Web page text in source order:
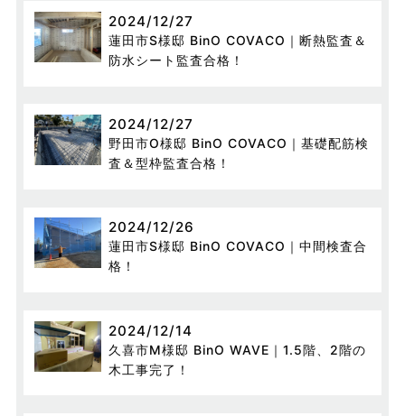
2024/12/27
蓮田市S様邸 BinO COVACO｜断熱監査＆
防水シート監査合格！
2024/12/27
野田市O様邸 BinO COVACO｜基礎配筋検
査＆型枠監査合格！
2024/12/26
蓮田市S様邸 BinO COVACO｜中間検査合
格！
2024/12/14
久喜市M様邸 BinO WAVE｜1.5階、2階の
木工事完了！